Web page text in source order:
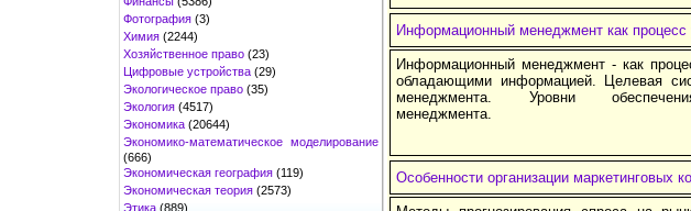
Фотография (3)
Химия (2244)
Хозяйственное право (23)
Цифровые устройства (29)
Экологическое право (35)
Экология (4517)
Экономика (20644)
Экономико-математическое моделирование
(666)
Экономическая география (119)
Экономическая теория (2573)
Этика (889)
Информационный менеджмент как
Информационный менеджмент - как
обладающими информацией. Целевая
менеджмента. Уровни
менеджмента.
Особенности организации маркетинговых